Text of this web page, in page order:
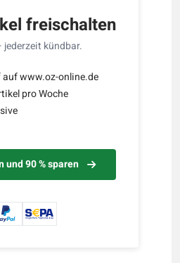
freischalten
jederzeit kündbar.
www.oz-online.de
pro Woche
90 % sparen